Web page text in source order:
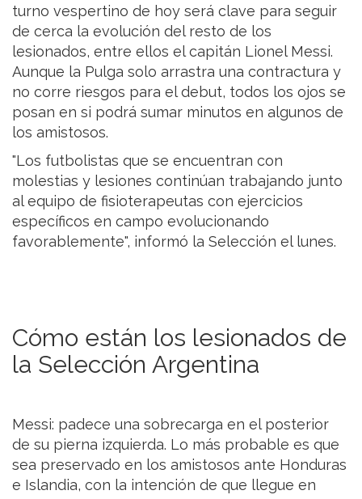
turno vespertino de hoy será clave para seguir
de cerca la evolución del resto de los
lesionados, entre ellos el capitán Lionel Messi.
Aunque la Pulga solo arrastra una contractura y
no corre riesgos para el debut, todos los ojos se
posan en si podrá sumar minutos en algunos de
los amistosos.
"Los futbolistas que se encuentran con
molestias y lesiones continúan trabajando junto
al equipo de fisioterapeutas con ejercicios
específicos en campo evolucionando
favorablemente", informó la Selección el lunes.
Cómo están los lesionados de
la Selección Argentina
Messi: padece una sobrecarga en el posterior
de su pierna izquierda. Lo más probable es que
sea preservado en los amistosos ante Honduras
e Islandia, con la intención de que llegue en